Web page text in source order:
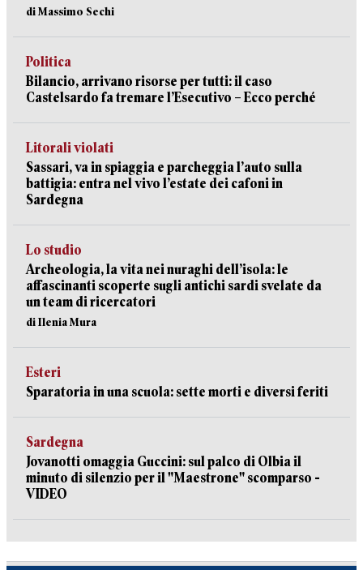
di Massimo Sechi
Politica
Bilancio, arrivano risorse per tutti: il caso
Castelsardo fa tremare l’Esecutivo – Ecco perché
Litorali violati
Sassari, va in spiaggia e parcheggia l’auto sulla
battigia: entra nel vivo l’estate dei cafoni in
Sardegna
Lo studio
Archeologia, la vita nei nuraghi dell’isola: le
affascinanti scoperte sugli antichi sardi svelate da
un team di ricercatori
di Ilenia Mura
Esteri
Sparatoria in una scuola: sette morti e diversi feriti
Sardegna
Jovanotti omaggia Guccini: sul palco di Olbia il
minuto di silenzio per il "Maestrone" scomparso -
VIDEO